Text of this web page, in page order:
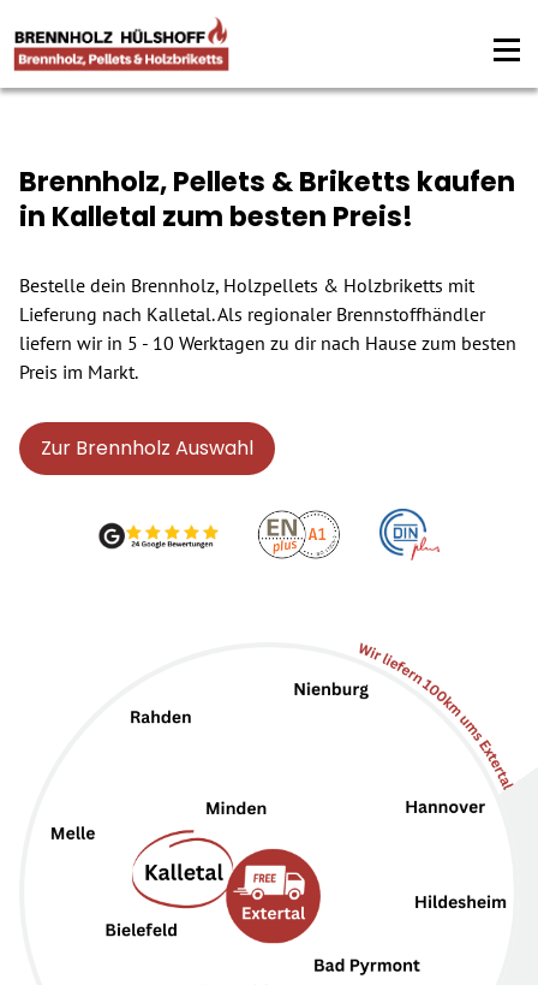
Brennholz, Pellets & Briketts kaufen
in Kalletal zum besten Preis!
Bestelle dein Brennholz, Holzpellets & Holzbriketts mit
Lieferung nach Kalletal. Als regionaler Brennstoffhändler
liefern wir in 5 - 10 Werktagen zu dir nach Hause zum besten
Preis im Markt.
Zur Brennholz Auswahl